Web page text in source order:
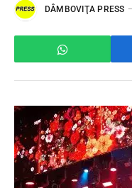
DÂMBOVIŢA PRESS